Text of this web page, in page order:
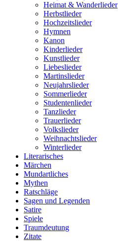
Heimat & Wanderlieder
Herbstlieder
Hochzeitslieder
Hymnen
Kanon
Kinderlieder
Kunstlieder
Liebeslieder
Martinslieder
Neujahrslieder
Sommerlieder
Studentenlieder
Tanzlieder
Trauerlieder
Volkslieder
Weihnachtslieder
Winterlieder
Literarisches
Märchen
Mundartliches
Mythen
Ratschläge
Sagen und Legenden
Satire
Spiele
Traumdeutung
Zitate